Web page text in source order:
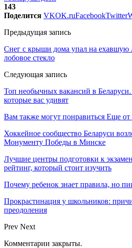
143
Поделится VKOK.ruFacebookTwitter
Предыдущая запись
Снег с крыши дома упал на ехавшую
лобовое стекло
Следующая запись
Топ необычных вакансий в
которые вас удивят
Вам также могут понравиться Еще от
Хоккейное сообщество Беларуси
Монументу Победы в Минске
Лучшие центры подготовки к
рейтинг, который стоит изучить
Почему ребенок знает правила, но
Прокрастинация у школьников:
преодоления
Prev Next
Комментарии закрыты.